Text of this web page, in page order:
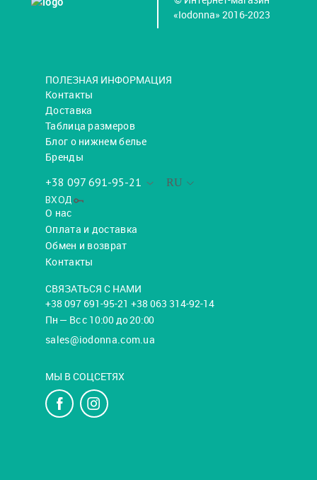
«Iodonna» 2016-2023
ПОЛЕЗНАЯ ИНФОРМАЦИЯ
Контакты
Доставка
Таблица размеров
Блог о нижнем белье
Бренды
RU
+38 097 691-95-21
ВХОД
О нас
Оплата и доставка
Обмен и возврат
Контакты
СВЯЗАТЬСЯ С НАМИ
+38 097 691-95-21 +38 063 314-92-14
Пн — Вс с 10:00 до 20:00
sales@iodonna.com.ua
МЫ В СОЦСЕТЯХ